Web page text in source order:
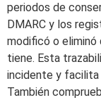
periodos de
DMARC y los
modificó o eliminó
tiene. Esta
incidente y facilita
También